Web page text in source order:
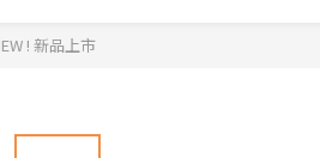
! 新品上市